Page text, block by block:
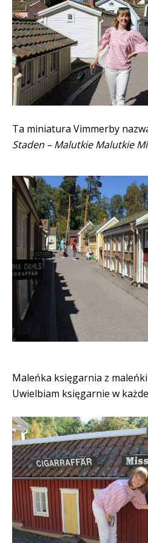
Ta miniatura Vimmerby
Staden – Malutkie Malutkie
Maleńka księgarnia z
Uwielbiam księgarnie w